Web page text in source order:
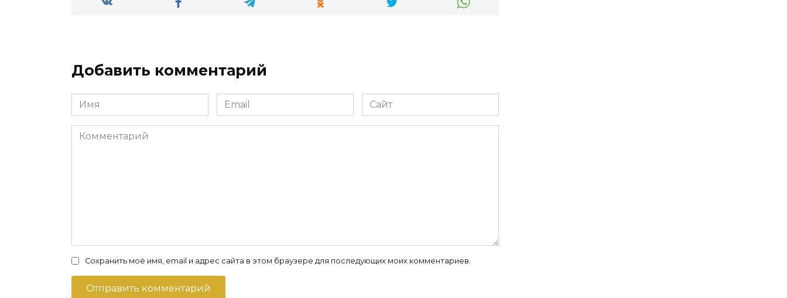
Добавить комментарий
Имя
*
Email
*
Сайт
Комментарий
Сохранить моё имя, email и адрес сайта в этом браузере для последующих моих комментариев.